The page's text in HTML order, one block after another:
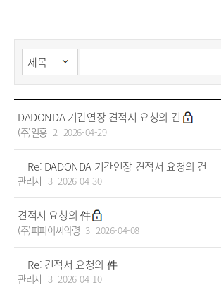
DADONDA 기간연장 견적서 요청의 건
(주)일흥 2 2026-04-29
Re: DADONDA 기간연장 견적서 요청의 건
관리자 3 2026-04-30
견적서 요청의 件
(주)피피이씨의령 3 2026-04-08
Re: 견적서 요청의 件
관리자 3 2026-04-10